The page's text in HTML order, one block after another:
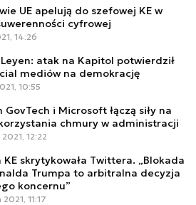
UE apelują do szefowej KE w
cyfrowej
14:26
atak na Kapitol potwierdził
mediów na demokrację
10:55
GovTech i Microsoft łączą siły na
chmury w administracji
12:22
KE skrytykowała Twittera. „Blokada
Trumpa to arbitralna decyzja
koncernu”
11:17